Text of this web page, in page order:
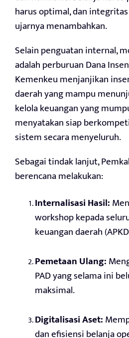
harus optimal, dan
ujarnya menambahkan.
Selain penguatan internal,
adalah perburuan Dana
Kemenkeu menjanjikan
daerah yang mampu
kelola keuangan yang
menyatakan siap
sistem secara menyeluruh.
Sebagai tindak lanjut,
berencana melakukan:
Internalisasi Hasil:
workshop kepada
keuangan daerah
Pemetaan Ulang:
PAD yang selama ini
maksimal.
Digitalisasi Aset:
dan efisiensi belanja